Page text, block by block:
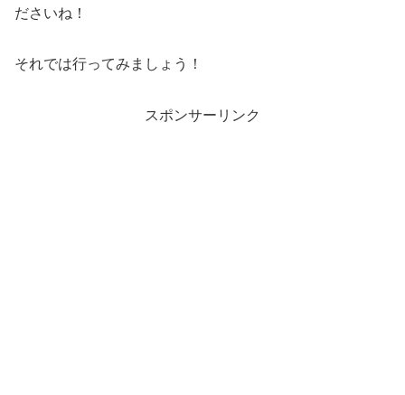
ださいね！
それでは行ってみましょう！
スポンサーリンク